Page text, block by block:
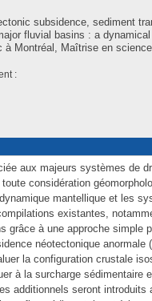
subsidence, sediment
fluvial basins : a
à Montréal, Maîtrise en
:
aux majeurs systèmes de
considération
mantellique et les
existantes,
grâce à une approche simple
néotectonique anormale
la configuration crustale
à la surcharge sédimentaire
additionnels seront